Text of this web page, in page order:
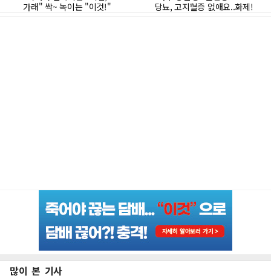
많이 본 기사